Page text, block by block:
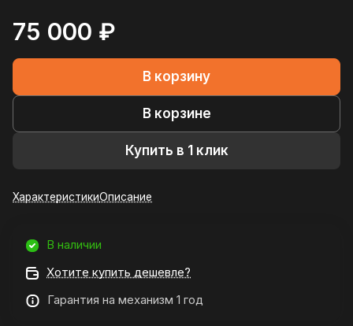
75 000 ₽
В корзину
В корзине
Купить в 1 клик
ХарактеристикиОписание
В наличии
Хотите купить дешевле?
Гарантия на механизм 1 год